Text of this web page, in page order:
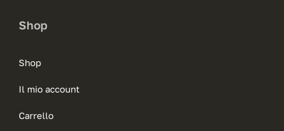
Shop
Shop
Il mio account
Carrello